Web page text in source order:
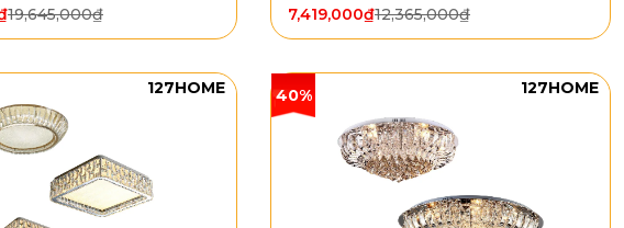
19,645,000₫
12,365,000₫
7,419,000₫
127HOME 40% 127HOME